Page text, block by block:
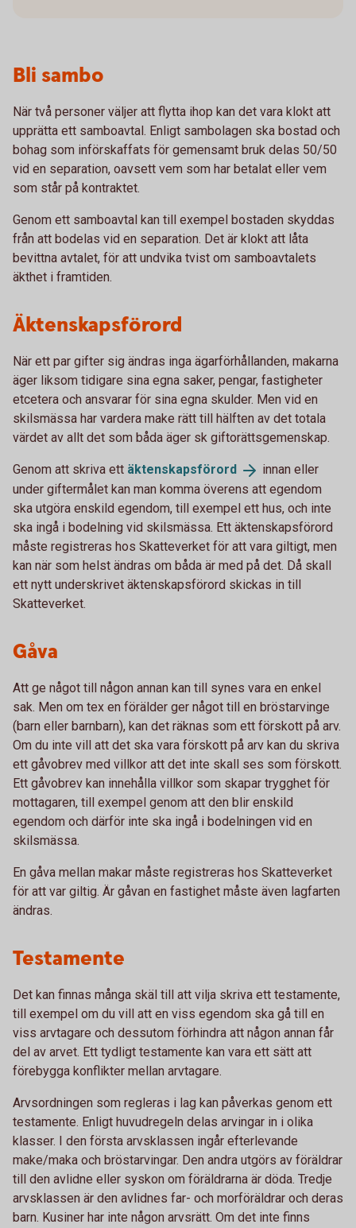
Bli sambo
När två personer väljer att flytta ihop kan det vara klokt att
upprätta ett samboavtal. Enligt sambolagen ska bostad och
bohag som införskaffats för gemensamt bruk delas 50/50
vid en separation, oavsett vem som har betalat eller vem
som står på kontraktet.
Genom ett samboavtal kan till exempel bostaden skyddas
från att bodelas vid en separation. Det är klokt att låta
bevittna avtalet, för att undvika tvist om samboavtalets
äkthet i framtiden.
Äktenskapsförord
När ett par gifter sig ändras inga ägarförhållanden, makarna
äger liksom tidigare sina egna saker, pengar, fastigheter
etcetera och ansvarar för sina egna skulder. Men vid en
skilsmässa har vardera make rätt till hälften av det totala
värdet av allt det som båda äger sk giftorättsgemenskap.
Genom att skriva ett äktenskapsförord
innan eller
under giftermålet kan man komma överens att egendom
ska utgöra enskild egendom, till exempel ett hus, och inte
ska ingå i bodelning vid skilsmässa. Ett äktenskapsförord
måste registreras hos Skatteverket för att vara giltigt, men
kan när som helst ändras om båda är med på det. Då skall
ett nytt underskrivet äktenskapsförord skickas in till
Skatteverket.
Gåva
Att ge något till någon annan kan till synes vara en enkel
sak. Men om tex en förälder ger något till en bröstarvinge
(barn eller barnbarn), kan det räknas som ett förskott på arv.
Om du inte vill att det ska vara förskott på arv kan du skriva
ett gåvobrev med villkor att det inte skall ses som förskott.
Ett gåvobrev kan innehålla villkor som skapar trygghet för
mottagaren, till exempel genom att den blir enskild
egendom och därför inte ska ingå i bodelningen vid en
skilsmässa.
En gåva mellan makar måste registreras hos Skatteverket
för att var giltig. Är gåvan en fastighet måste även lagfarten
ändras.
Testamente
Det kan finnas många skäl till att vilja skriva ett testamente,
till exempel om du vill att en viss egendom ska gå till en
viss arvtagare och dessutom förhindra att någon annan får
del av arvet. Ett tydligt testamente kan vara ett sätt att
förebygga konflikter mellan arvtagare.
Arvsordningen som regleras i lag kan påverkas genom ett
testamente. Enligt huvudregeln delas arvingar in i olika
klasser. I den första arvsklassen ingår efterlevande
make/maka och bröstarvingar. Den andra utgörs av föräldrar
till den avlidne eller syskon om föräldrarna är döda. Tredje
arvsklassen är den avlidnes far- och morföräldrar och deras
barn. Kusiner har inte någon arvsrätt. Om det inte finns